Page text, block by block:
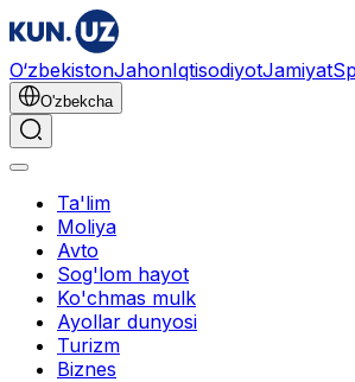
O‘zbekistonJahonIqtisodiyotJamiyat
O'zbekcha
Ta'lim
Moliya
Avto
Sog'lom hayot
Ko'chmas mulk
Ayollar dunyosi
Turizm
Biznes